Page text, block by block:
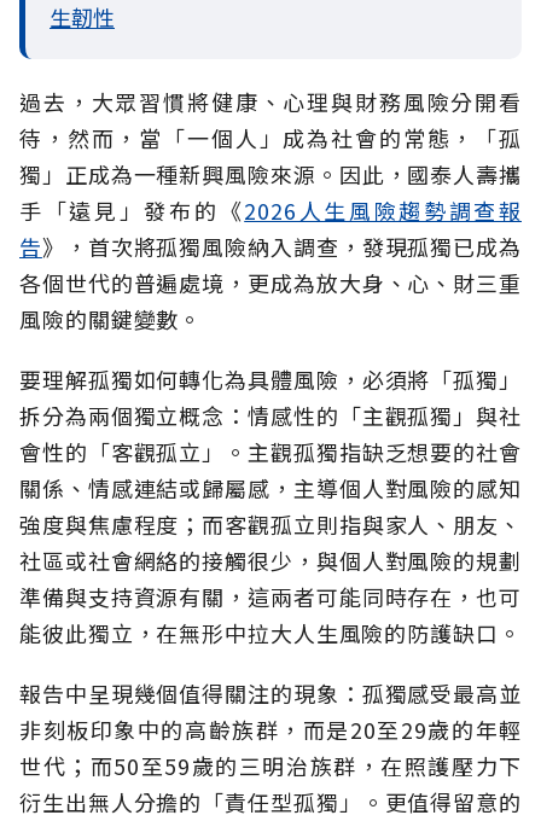
生韌性
過去，大眾習慣將健康、心理與財務風險分開看
待，然而，當「一個人」成為社會的常態，「孤
獨」正成為一種新興風險來源。因此，國泰人壽攜
手「遠見」發布的《2026人生風險趨勢調查報
告》，首次將孤獨風險納入調查，發現孤獨已成為
各個世代的普遍處境，更成為放大身、心、財三重
風險的關鍵變數。
要理解孤獨如何轉化為具體風險，必須將「孤獨」
拆分為兩個獨立概念：情感性的「主觀孤獨」與社
會性的「客觀孤立」。主觀孤獨指缺乏想要的社會
關係、情感連結或歸屬感，主導個人對風險的感知
強度與焦慮程度；而客觀孤立則指與家人、朋友、
社區或社會網絡的接觸很少，與個人對風險的規劃
準備與支持資源有關，這兩者可能同時存在，也可
能彼此獨立，在無形中拉大人生風險的防護缺口。
報告中呈現幾個值得關注的現象：孤獨感受最高並
非刻板印象中的高齡族群，而是20至29歲的年輕
世代；而50至59歲的三明治族群，在照護壓力下
衍生出無人分擔的「責任型孤獨」。更值得留意的